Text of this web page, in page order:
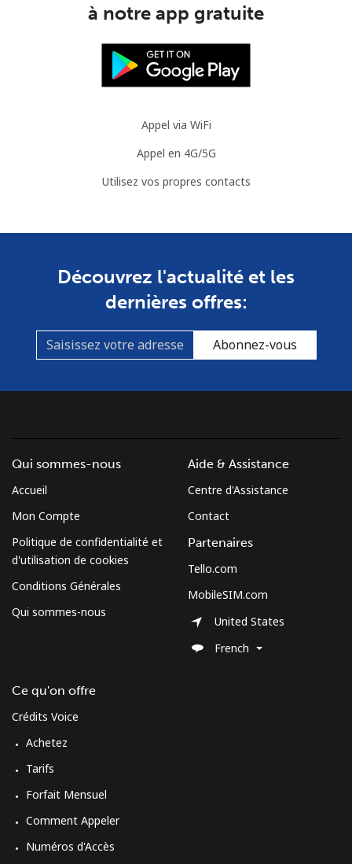
à notre app gratuite
Appel via WiFi
Appel en 4G/5G
Utilisez vos propres contacts
Découvrez l'actualité et les
dernières offres:
Abonnez-vous
Qui sommes-nous
Accueil
Mon Compte
Politique de confidentialité et
d'utilisation de cookies
Conditions Générales
Qui sommes-nous
Ce qu'on offre
Crédits Voice
Achetez
Tarifs
Forfait Mensuel
Comment Appeler
Numéros d'Accès
Aide & Assistance
Centre d'Assistance
Contact
Partenaires
Tello.com
MobileSIM.com
United States
French